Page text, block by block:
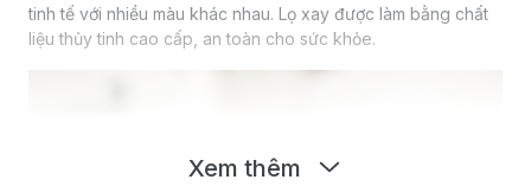
tinh tế với nhiều màu khác nhau. Lọ xay được làm bằng chất
liệu thủy tinh cao cấp, an toàn cho sức khỏe.
Xem thêm